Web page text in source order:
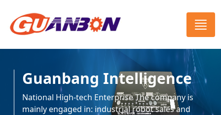
Guanbang Intelligence
National High-tech Enterprise The company is
mainly engaged in: industrial robot sales and